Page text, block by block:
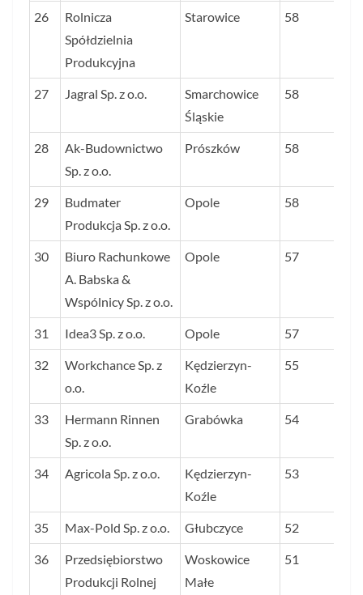
26
Rolnicza
Spółdzielnia
Produkcyjna
Starowice 58
27 Jagral Sp. z o.o.
Smarchowice
Śląskie
58
28
Ak-Budownictwo
Sp. z o.o.
Prószków 58
29
Budmater
Produkcja Sp. z o.o.
Opole 58
30
Biuro Rachunkowe
A. Babska &
Wspólnicy Sp. z o.o.
Opole 57
31 Idea3 Sp. z o.o. Opole 57
32
Workchance Sp. z
o.o.
Kędzierzyn-
Koźle
55
33
Hermann Rinnen
Sp. z o.o.
Grabówka 54
34 Agricola Sp. z o.o.
Kędzierzyn-
Koźle
53
35 Max-Pold Sp. z o.o. Głubczyce 52
36
Przedsiębiorstwo
Produkcji Rolnej
Woskowice
Małe
51